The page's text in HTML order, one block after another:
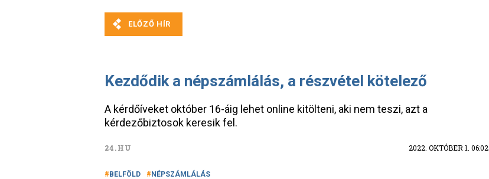
Kezdődik a népszámlálás, a részvétel kötelező
A kérdőíveket október 16-áig lehet online kitölteni, aki nem teszi, azt a
kérdezőbiztosok keresik fel.
24.HU 2022. OKTÓBER 1. 06:02
BELFÖLD NÉPSZÁMLÁLÁS